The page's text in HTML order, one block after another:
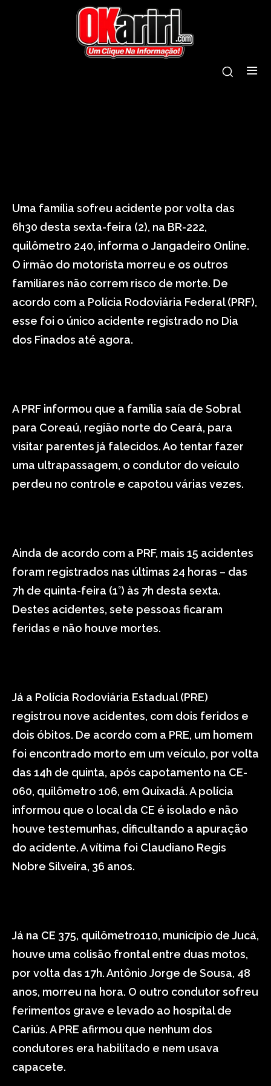
acidente
feriado finados
Uma família sofreu acidente por volta das
6h30 desta sexta-feira (2), na BR-222,
quilômetro 240, informa o Jangadeiro Online.
O irmão do motorista morreu e os outros
familiares não correm risco de morte. De
acordo com a Polícia Rodoviária Federal (PRF),
esse foi o único acidente registrado no Dia
dos Finados até agora.
A PRF informou que a família saía de Sobral
para Coreaú, região norte do Ceará, para
visitar parentes já falecidos. Ao tentar fazer
uma ultrapassagem, o condutor do veículo
perdeu no controle e capotou várias vezes.
Ainda de acordo com a PRF, mais 15 acidentes
foram registrados nas últimas 24 horas – das
7h de quinta-feira (1°) às 7h desta sexta.
Destes acidentes, sete pessoas ficaram
feridas e não houve mortes.
Já a Polícia Rodoviária Estadual (PRE)
registrou nove acidentes, com dois feridos e
dois óbitos. De acordo com a PRE, um homem
foi encontrado morto em um veículo, por volta
das 14h de quinta, após capotamento na CE-
060, quilômetro 106, em Quixadá. A polícia
informou que o local da CE é isolado e não
houve testemunhas, dificultando a apuração
do acidente. A vítima foi Claudiano Regis
Nobre Silveira, 36 anos.
Já na CE 375, quilômetro110, município de Jucá,
houve uma colisão frontal entre duas motos,
por volta das 17h. Antônio Jorge de Sousa, 48
anos, morreu na hora. O outro condutor sofreu
ferimentos grave e levado ao hospital de
Cariús. A PRE afirmou que nenhum dos
condutores era habilitado e nem usava
capacete.